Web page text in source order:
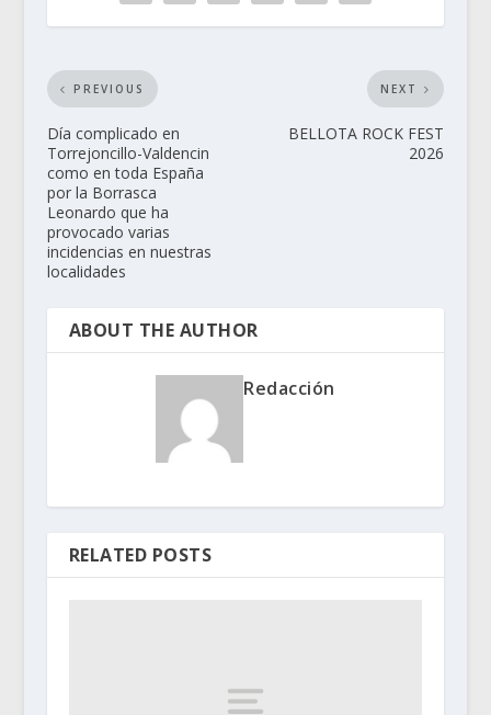
PREVIOUS
Día complicado en
Torrejoncillo-Valdencin
como en toda España
por la Borrasca
Leonardo que ha
provocado varias
incidencias en nuestras
localidades
NEXT
BELLOTA ROCK FEST
2026
ABOUT THE AUTHOR
Redacción
RELATED POSTS